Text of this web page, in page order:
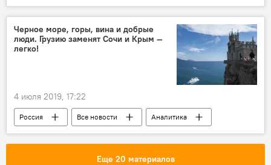
Дональд Трамп
Владимир Путин
США
Черное море, горы, вина и добрые
люди. Грузию заменят Сочи и Крым —
легко!
4 июля 2019, 17:22
Россия Все новости
Аналитика
Грузия
Сочи
Крым
Еще 20 материалов